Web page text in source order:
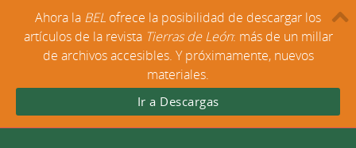
Ahora la BEL ofrece la posibilidad de descargar los
artículos de la revista Tierras de León: más de un millar
de archivos accesibles. Y próximamente, nuevos
materiales.
Ir a Descargas